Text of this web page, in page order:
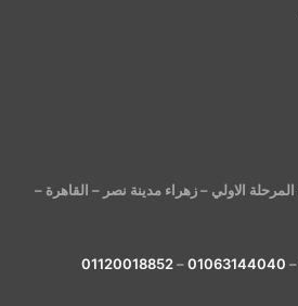
العنوان : رقم 1 عمارة رقم 86 المرحلة الاولي – زهراء مدينة نصر – القاهرة –
–
01063144040
–
01120018852